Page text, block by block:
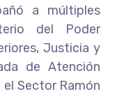
a múltiples
del Poder
Justicia y
de Atención
Sector Ramón